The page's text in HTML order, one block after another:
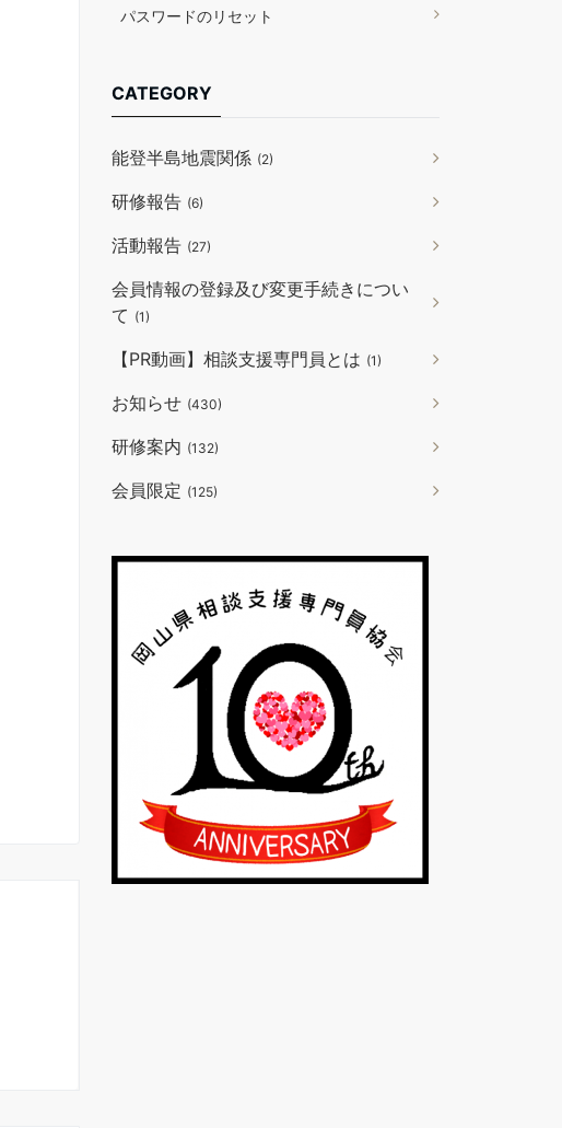
パスワードのリセット
CATEGORY
能登半島地震関係 (2)
研修報告 (6)
活動報告 (27)
会員情報の登録及び変更手続きについ
て (1)
【PR動画】相談支援専門員とは (1)
お知らせ (430)
研修案内 (132)
会員限定 (125)